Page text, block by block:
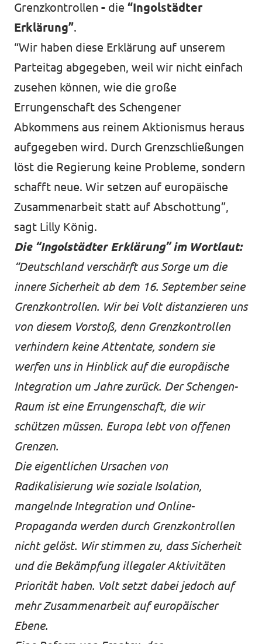
Grenzkontrollen - die “Ingolstädter
Erklärung”.
“Wir haben diese Erklärung auf unserem
Parteitag abgegeben, weil wir nicht einfach
zusehen können, wie die große
Errungenschaft des Schengener
Abkommens aus reinem Aktionismus heraus
aufgegeben wird. Durch Grenzschließungen
löst die Regierung keine Probleme, sondern
schafft neue. Wir setzen auf europäische
Zusammenarbeit statt auf Abschottung”,
sagt Lilly König.
Die “Ingolstädter Erklärung” im Wortlaut:
“Deutschland verschärft aus Sorge um die
innere Sicherheit ab dem 16. September seine
Grenzkontrollen. Wir bei Volt distanzieren uns
von diesem Vorstoß, denn Grenzkontrollen
verhindern keine Attentate, sondern sie
werfen uns in Hinblick auf die europäische
Integration um Jahre zurück. Der Schengen-
Raum ist eine Errungenschaft, die wir
schützen müssen. Europa lebt von offenen
Grenzen.
Die eigentlichen Ursachen von
Radikalisierung wie soziale Isolation,
mangelnde Integration und Online-
Propaganda werden durch Grenzkontrollen
nicht gelöst. Wir stimmen zu, dass Sicherheit
und die Bekämpfung illegaler Aktivitäten
Priorität haben. Volt setzt dabei jedoch auf
mehr Zusammenarbeit auf europäischer
Ebene.